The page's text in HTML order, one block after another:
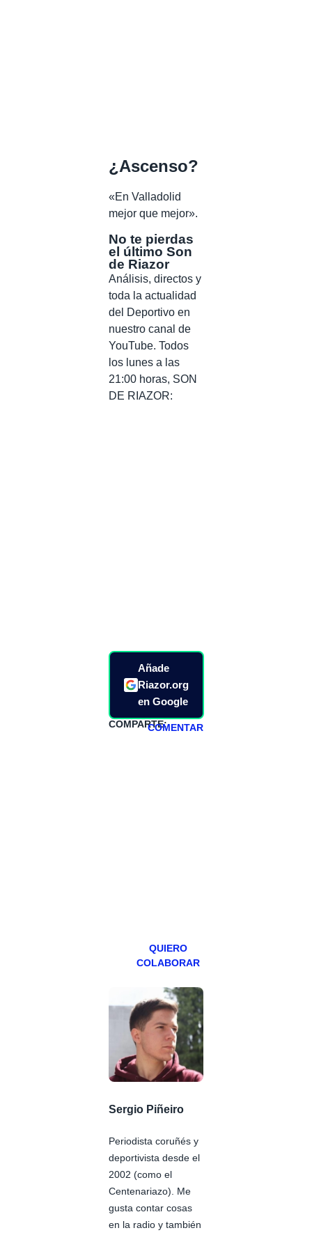
¿Ascenso?
«En Valladolid
mejor que mejor».
No te pierdas
el último Son
de Riazor
Análisis, directos y
toda la actualidad
del Deportivo en
nuestro canal de
YouTube. Todos
los lunes a las
21:00 horas, SON
DE RIAZOR:
Añade
Riazor.org
en Google
COMPARTE:COMENTAR
QUIERO
COLABORAR
Sergio Piñeiro
Periodista coruñés y
deportivista desde el
2002 (como el
Centenariazo). Me
gusta contar cosas
en la radio y también